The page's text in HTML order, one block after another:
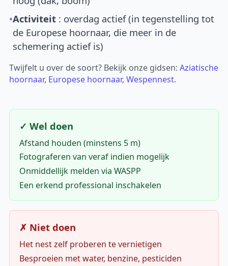
•Activiteit : overdag actief (in tegenstelling tot
de Europese hoornaar, die meer in de
schemering actief is)
Twijfelt u over de soort? Bekijk onze gidsen:Aziatische
hoornaar, Europese hoornaar,Wespennest.
✓ Wel doen
Afstand houden (minstens 5 m)
Fotograferen van veraf indien mogelijk
Onmiddellijk melden via WASPP
Een erkend professional inschakelen
✗ Niet doen
Het nest zelf proberen te vernietigen
Besproeien met water, benzine, pesticiden